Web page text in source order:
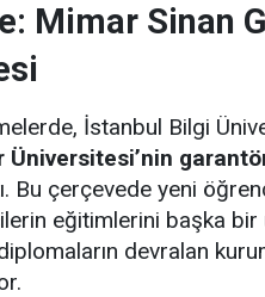
Mimar Sinan
İstanbul Bilgi
Bu çerçevede yeni
eğitimlerini başka
devralan